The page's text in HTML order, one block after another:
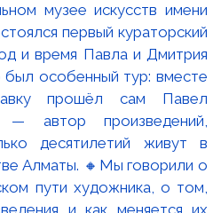
музее искусств имени
первый кураторский
и время Павла и Дмитрия
особенный тур: вместе
прошёл сам Павел
автор произведений,
десятилетий живут в
Алматы. 🔸Мы говорили о
пути художника, о том,